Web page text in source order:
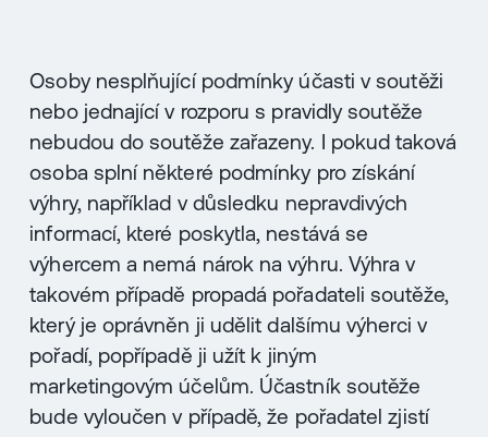
Osoby nesplňující podmínky účasti v soutěži
nebo jednající v rozporu s pravidly soutěže
nebudou do soutěže zařazeny. I pokud taková
osoba splní některé podmínky pro získání
výhry, například v důsledku nepravdivých
informací, které poskytla, nestává se
výhercem a nemá nárok na výhru. Výhra v
takovém případě propadá pořadateli soutěže,
který je oprávněn ji udělit dalšímu výherci v
pořadí, popřípadě ji užít k jiným
marketingovým účelům. Účastník soutěže
bude vyloučen v případě, že pořadatel zjistí